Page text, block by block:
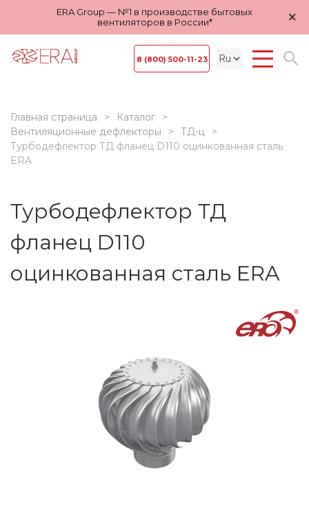
ERA Group — №1 в производстве бытовых
вентиляторов в России*
×
8 (800) 500-11-23
Главная страница
Каталог
Вентиляционные дефлекторы
ТД-ц
Турбодефлектор ТД фланец D110 оцинкованная сталь
ERA
Турбодефлектор ТД
фланец D110
оцинкованная сталь ERA